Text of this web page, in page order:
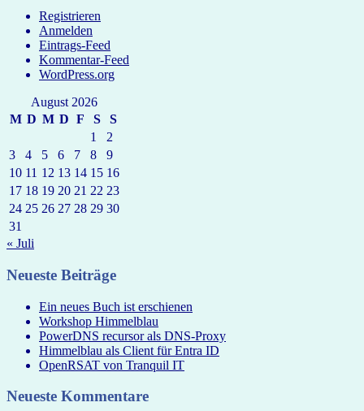
Registrieren
Anmelden
Eintrags-Feed
Kommentar-Feed
WordPress.org
August 2026
M D M D F S
S
1
2
3
4 5 6 7 8
9
10 11 12 13 14 15 16
17 18 19 20 21 22 23
24 25 26 27 28 29 30
31
« Juli
Neueste Beiträge
Ein neues Buch ist erschienen
Workshop Himmelblau
PowerDNS recursor als DNS-Proxy
Himmelblau als Client für Entra ID
OpenRSAT von Tranquil IT
Neueste Kommentare